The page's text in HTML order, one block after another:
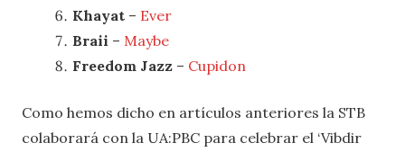
Khayat – Ever
Braii – Maybe
Freedom Jazz – Cupidon
Como hemos dicho en artículos anteriores la STB
colaborará con la UA:PBC para celebrar el ‘Vibdir